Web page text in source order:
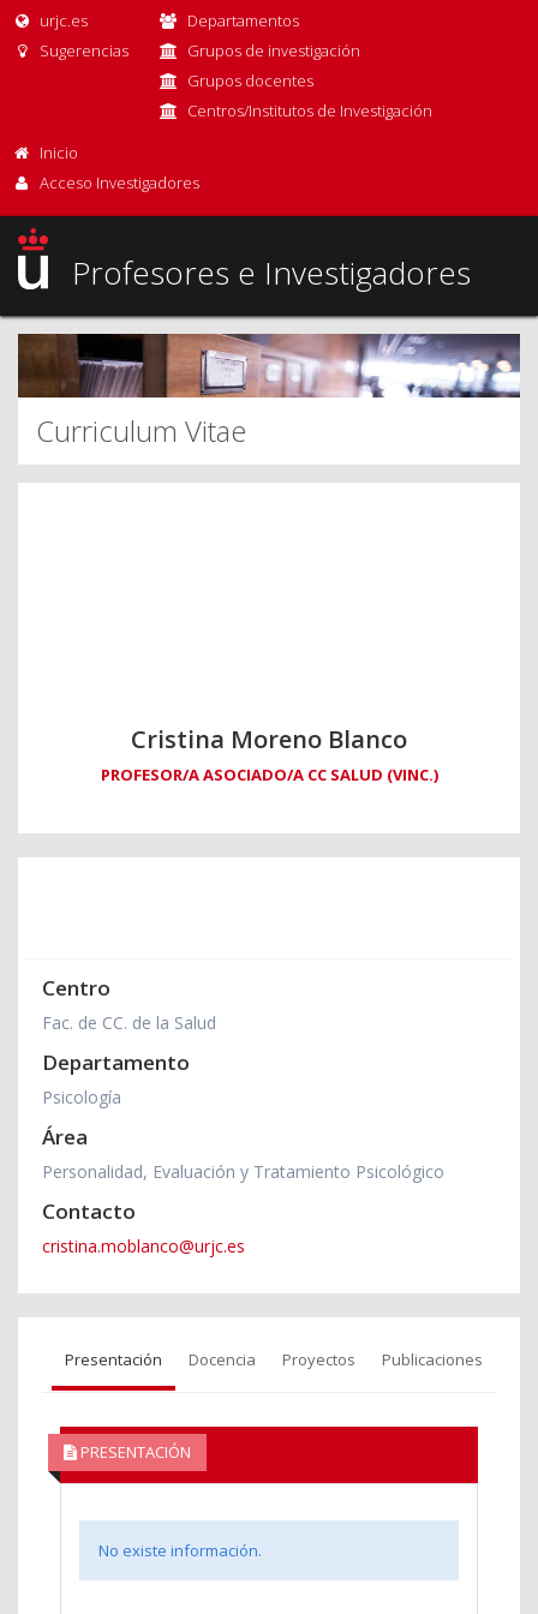
urjc.es
Sugerencias
Departamentos
Grupos de investigación
Grupos docentes
Centros/Institutos de Investigación
Inicio
Acceso Investigadores
Profesores e Investigadores
Curriculum Vitae
Cristina Moreno Blanco
PROFESOR/A ASOCIADO/A CC SALUD (VINC.)
Centro
Fac. de CC. de la Salud
Departamento
Psicología
Área
Personalidad, Evaluación y Tratamiento Psicológico
Contacto
cristina.moblanco@urjc.es
Presentación Docencia Proyectos Publicaciones
PRESENTACIÓN
No existe información.